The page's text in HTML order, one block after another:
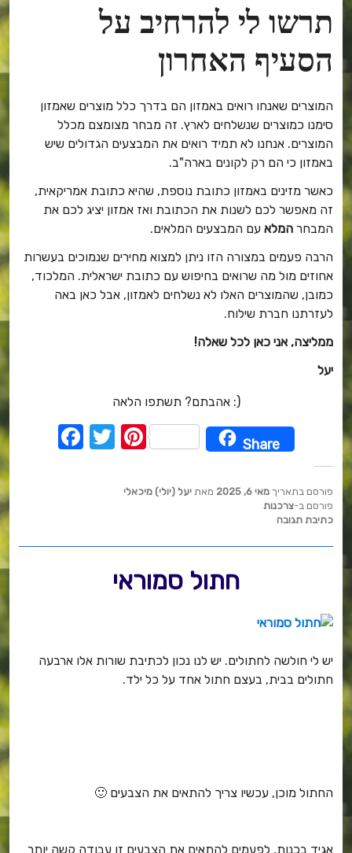
תרשו לי להרחיב על
הסעיף האחרון
המוצרים שאנחו רואים באמזון הם בדרך כלל מוצרים שאמזון
סימנו כמוצרים שנשלחים לארץ. זה מבחר מצומצם מכלל
המוצרים. אנחנו לא תמיד רואים את המבצעים הגדולים שיש
באמזון כי הם רק לקונים בארה"ב.
כאשר מזינים באמזון כתובת נוספת, שהיא כתובת אמריקאית,
זה מאפשר לכם לשנות את הכתובת ואז אמזון יציג לכם את
המבחרהמלאעם המבצעים המלאים.
הרבה פעמים במצורה הזו ניתן למצוא מחירים שנמוכים בעשרות
אחוזים מול מה שרואים בחיפוש עם כתובת ישראלית. המלכוד,
כמובן, שהמוצרים האלו לא נשלחים לאמזון, אבל כאן באה
לעזרתנו חברת שילוח.
ממליצה, אני כאן לכל שאלה!
F
o
T
it er
Share
פורסם בתאריךמאי 6, 2025 מאתיעל (יולי) מיכאלי
פורסם ב-צרכנות
כתיבת תגובה
חתול סמוראי
יש לי חולשה לחתולים. יש לנו נכון לכתיבת שורות אלו ארבעה
חתולים בבית, בעצם חתול אחד על כל ילד.
החתול מוכן, עכשיו צריך להתאים את הצבעים 🙂
אגיד בכנות, לפעמים להתאים את הצבעים זו עבודה קשה יותר